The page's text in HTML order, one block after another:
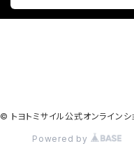
© トヨトミサイル公式オンラインシ
Powered by